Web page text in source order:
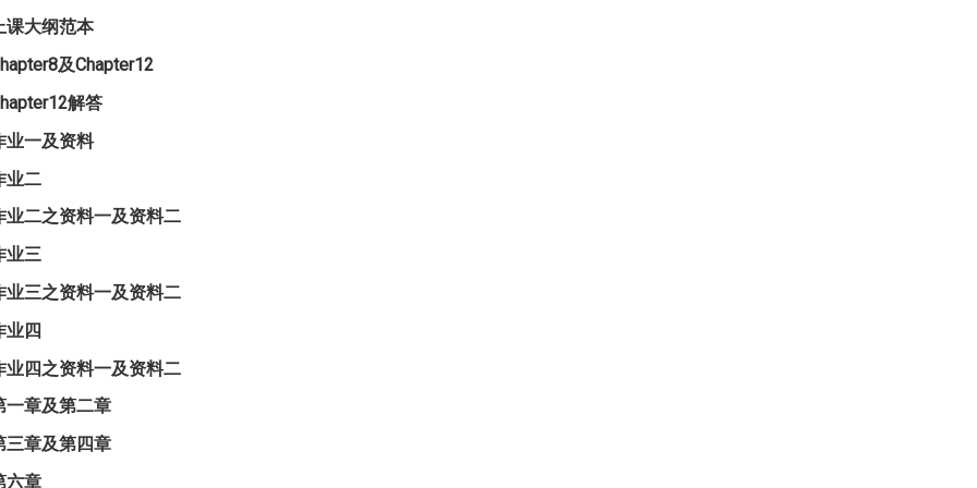
课大纲范本
及Chapter12
解答
业一及资料
业二
业二之资料一及资料二
业三
业三之资料一及资料二
业四
业四之资料一及资料二
一章及第二章
三章及第四章
六章